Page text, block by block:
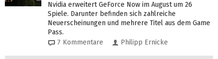
Nvidia erweitert GeForce Now im August um 26
Spiele. Darunter befinden sich zahlreiche
Neuerscheinungen und mehrere Titel aus dem Game
Pass.
7 Kommentare Philipp Ernicke